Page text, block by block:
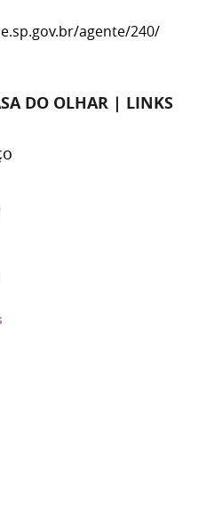
agente/240/
DO OLHAR | LINKS